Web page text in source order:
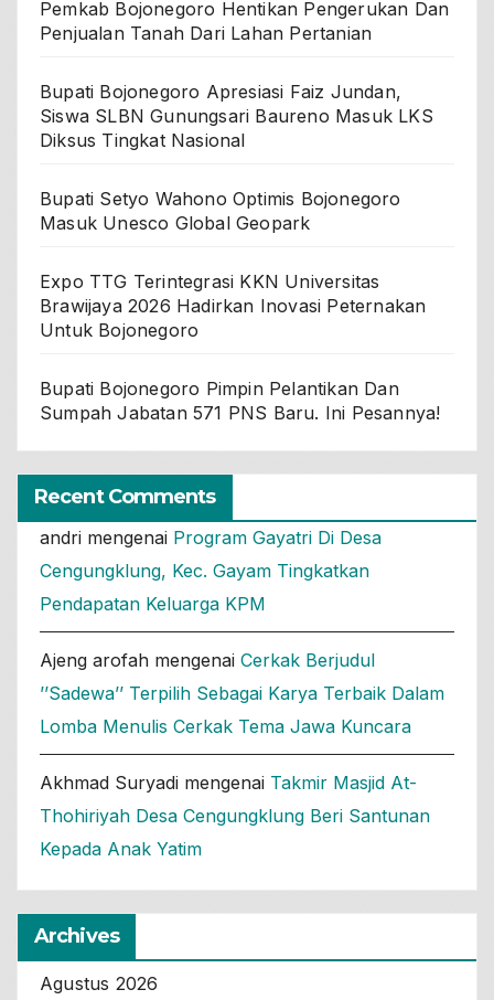
Pemkab Bojonegoro Hentikan Pengerukan Dan
Penjualan Tanah Dari Lahan Pertanian
Bupati Bojonegoro Apresiasi Faiz Jundan,
Siswa SLBN Gunungsari Baureno Masuk LKS
Diksus Tingkat Nasional
Bupati Setyo Wahono Optimis Bojonegoro
Masuk Unesco Global Geopark
Expo TTG Terintegrasi KKN Universitas
Brawijaya 2026 Hadirkan Inovasi Peternakan
Untuk Bojonegoro
Bupati Bojonegoro Pimpin Pelantikan Dan
Sumpah Jabatan 571 PNS Baru. Ini Pesannya!
Recent Comments
andri mengenai Program Gayatri Di Desa
Cengungklung, Kec. Gayam Tingkatkan
Pendapatan Keluarga KPM
Ajeng arofah mengenai Cerkak Berjudul
’’Sadewa’’ Terpilih Sebagai Karya Terbaik Dalam
Lomba Menulis Cerkak Tema Jawa Kuncara
Akhmad Suryadi mengenai Takmir Masjid At-
Thohiriyah Desa Cengungklung Beri Santunan
Kepada Anak Yatim
Archives
Agustus 2026